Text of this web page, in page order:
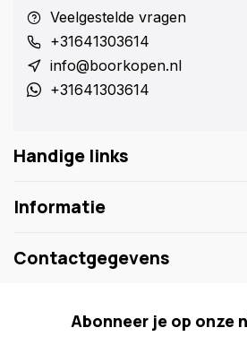
Veelgestelde vragen
+31641303614
info@boorkopen.nl
+31641303614
Handige links
Informatie
Contactgegevens
Abonneer je op onze